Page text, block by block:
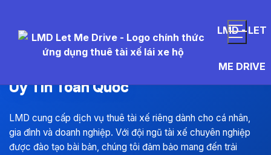
LMD - LET
ME DRIVE
Thuê Tài Xế Riêng Chuyên Nghiệp,
Uy Tín Toàn Quốc
LMD cung cấp dịch vụ thuê tài xế riêng dành cho cá nhân,
gia đình và doanh nghiệp. Với đội ngũ tài xế chuyên nghiệp
được đào tạo bài bản, chúng tôi đảm bảo mang đến trải